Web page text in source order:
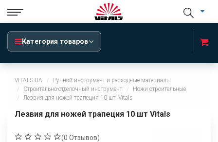
Категория товаров
VITALS.UA
Ручной инструмент и расходные материалы
Строительно-отделочный инструмент
Ножи строительные
Лезвия для ножей трапеция 10 шт. Vitals
Лезвия для ножей трапеция 10 шт Vitals
(0 Отзывов)